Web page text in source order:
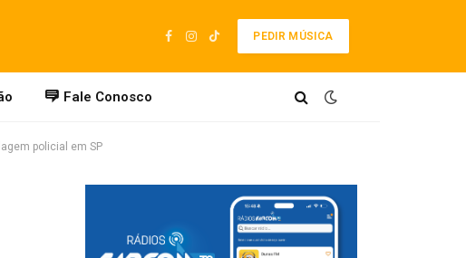
Facebook
Instagram
TikTok
PEDIR MÚSICA
Fale Conosco
policial em SP